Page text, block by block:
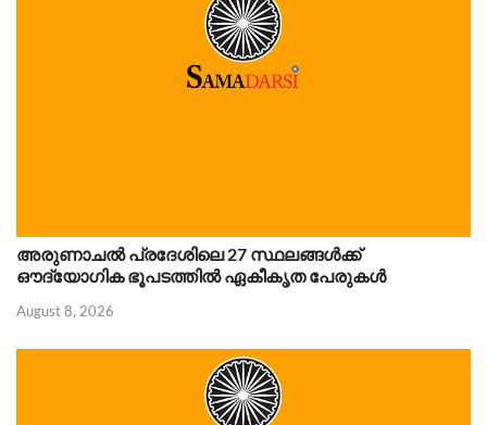
അരുണാചൽ പ്രദേശിലെ 27 സ്ഥലങ്ങൾക്ക്
ഔദ്യോഗിക ഭൂപടത്തിൽ ഏകീകൃത പേരുകൾ
August 8, 2026